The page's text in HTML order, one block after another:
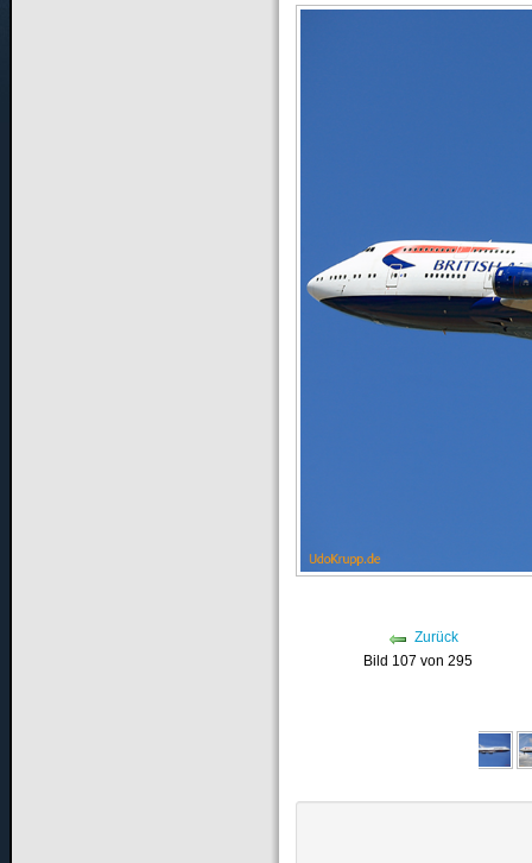
Zurück
Bild 107 von 295